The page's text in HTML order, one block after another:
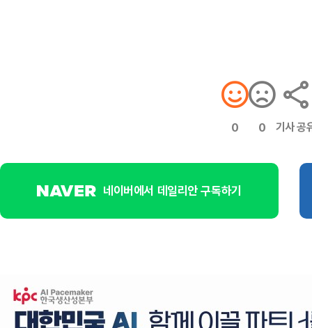
0 0 기사 공
네이버에서 데일리안 구독하기